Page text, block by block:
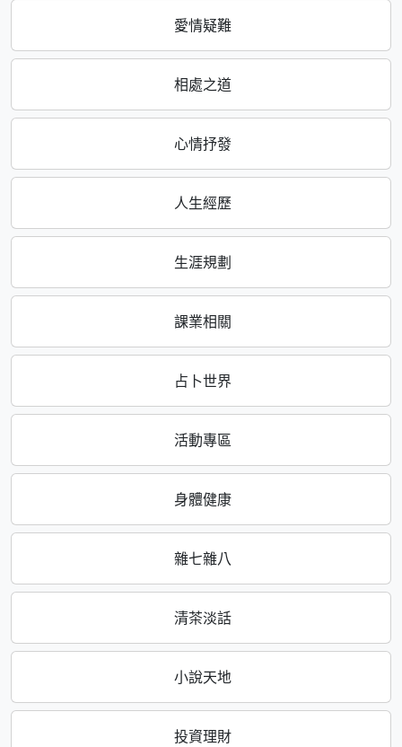
愛情疑難
相處之道
心情抒發
人生經歷
生涯規劃
課業相關
占卜世界
活動專區
身體健康
雜七雜八
清茶淡話
小說天地
投資理財